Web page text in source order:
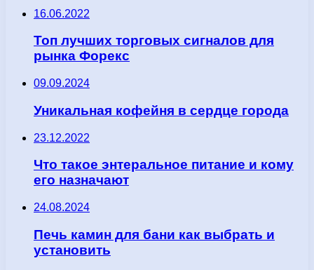
16.06.2022
Топ лучших торговых сигналов для
рынка Форекс
09.09.2024
Уникальная кофейня в сердце города
23.12.2022
Что такое энтеральное питание и кому
его назначают
24.08.2024
Печь камин для бани как выбрать и
установить